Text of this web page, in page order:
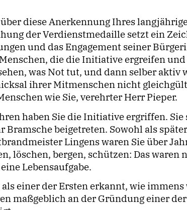
diese Anerkennung Ihres
der Verdienstmedaille setzt ein
und das Engagement seiner
die die Initiative ergreifen
was Not tut, und dann selber aktiv
ihrer Mitmenschen nicht
wie Sie, verehrter Herr Pieper.
haben Sie die Initiative ergriffen.
beigetreten. Sowohl als
Lingens waren Sie über
löschen, bergen, schützen: Das
Lebensaufgabe.
einer der Ersten erkannt, wie
maßgeblich an der Gründung einer